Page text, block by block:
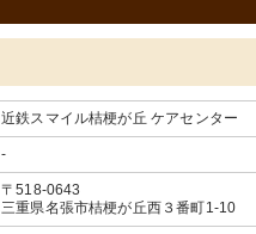
近鉄スマイル桔梗が丘 ケアセンター
-
〒518-0643
三重県名張市桔梗が丘西３番町1-10